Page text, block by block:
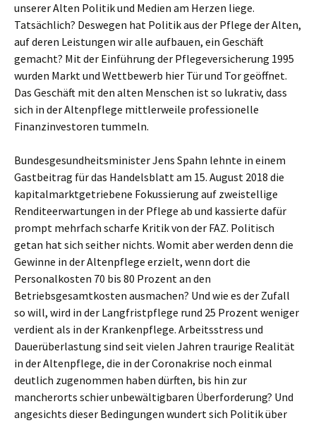
unserer Alten Politik und Medien am Herzen liege.
Tatsächlich? Deswegen hat Politik aus der Pflege der Alten,
auf deren Leistungen wir alle aufbauen, ein Geschäft
gemacht? Mit der Einführung der Pflegeversicherung 1995
wurden Markt und Wettbewerb hier Tür und Tor geöffnet.
Das Geschäft mit den alten Menschen ist so lukrativ, dass
sich in der Altenpflege mittlerweile professionelle
Finanzinvestoren tummeln.
Bundesgesundheitsminister Jens Spahn lehnte in einem
Gastbeitrag für das Handelsblatt am 15. August 2018 die
kapitalmarktgetriebene Fokussierung auf zweistellige
Renditeerwartungen in der Pflege ab und kassierte dafür
prompt mehrfach scharfe Kritik von der FAZ. Politisch
getan hat sich seither nichts. Womit aber werden denn die
Gewinne in der Altenpflege erzielt, wenn dort die
Personalkosten 70 bis 80 Prozent an den
Betriebsgesamtkosten ausmachen? Und wie es der Zufall
so will, wird in der Langfristpflege rund 25 Prozent weniger
verdient als in der Krankenpflege. Arbeitsstress und
Dauerüberlastung sind seit vielen Jahren traurige Realität
in der Altenpflege, die in der Coronakrise noch einmal
deutlich zugenommen haben dürften, bis hin zur
mancherorts schier unbewältigbaren Überforderung? Und
angesichts dieser Bedingungen wundert sich Politik über